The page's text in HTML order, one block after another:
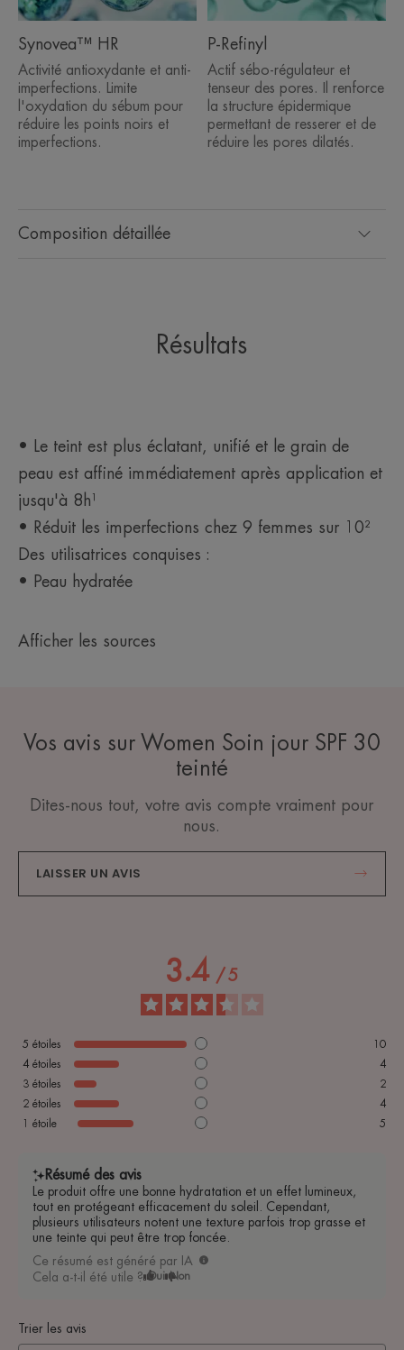
*Cinétique IH sur 22 sujets, application unique.
et 8h après application.
Composition détaillée
Synovea™ HR
Activité antioxydante et anti-
imperfections. Limite
l'oxydation du sébum pour
réduire les points noirs et
imperfections.
P-Refinyl
Actif sébo-régulateur et
tenseur des pores. Il renforce
la structure épidermique
permettant de resserer et de
réduire les pores dilatés.
Résultats
• Le teint est plus éclatant, unifié et le grain de
peau est affiné immédiatement après application et
jusqu'à 8h¹
• Réduit les imperfections chez 9 femmes sur 10²
Des utilisatrices conquises :
• Peau hydratée
Afficher les sources
Vos avis sur Women Soin jour SPF 30
teinté
Dites-nous tout, votre avis compte vraiment pour
nous.
LAISSER UN AVIS
3.4 /5
5 étoiles
10
4 étoiles
4
3 étoiles
2
2 étoiles
4
1 étoile 5
Résumé des avis
Le produit offre une bonne hydratation et un effet lumineux,
tout en protégeant efficacement du soleil. Cependant,
plusieurs utilisateurs notent une texture parfois trop grasse et
une teinte qui peut être trop foncée.
Ce résumé est généré par IA
Cela a-t-il été utile ? Oui Non
Trier les avis